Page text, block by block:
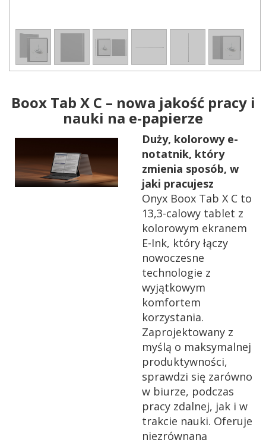
Boox Tab X C – nowa jakość pracy i
nauki na e-papierze
Duży, kolorowy e-
notatnik, który
zmienia sposób, w
jaki pracujesz
Onyx Boox Tab X C to
13,3-calowy tablet z
kolorowym ekranem
E-Ink, który łączy
nowoczesne
technologie z
wyjątkowym
komfortem
korzystania.
Zaprojektowany z
myślą o maksymalnej
produktywności,
sprawdzi się zarówno
w biurze, podczas
pracy zdalnej, jak i w
trakcie nauki. Oferuje
niezrównaną